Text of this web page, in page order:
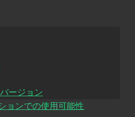
ージョン
ョンでの使用可能性